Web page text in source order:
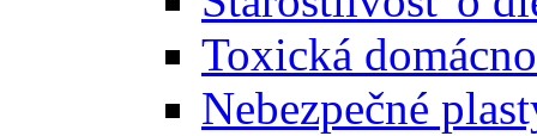
Toxická
Nebezpečné